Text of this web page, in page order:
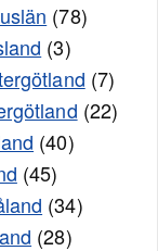
(78)
(3)
(7)
(22)
(40)
(45)
(34)
(28)